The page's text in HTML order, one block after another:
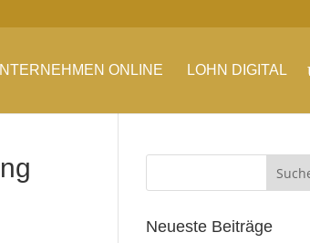
ONLINE LOHN DIGITAL
Neueste Beiträge